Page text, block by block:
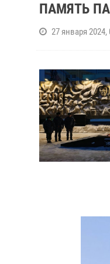
ПАМЯТЬ
27 января 2024,